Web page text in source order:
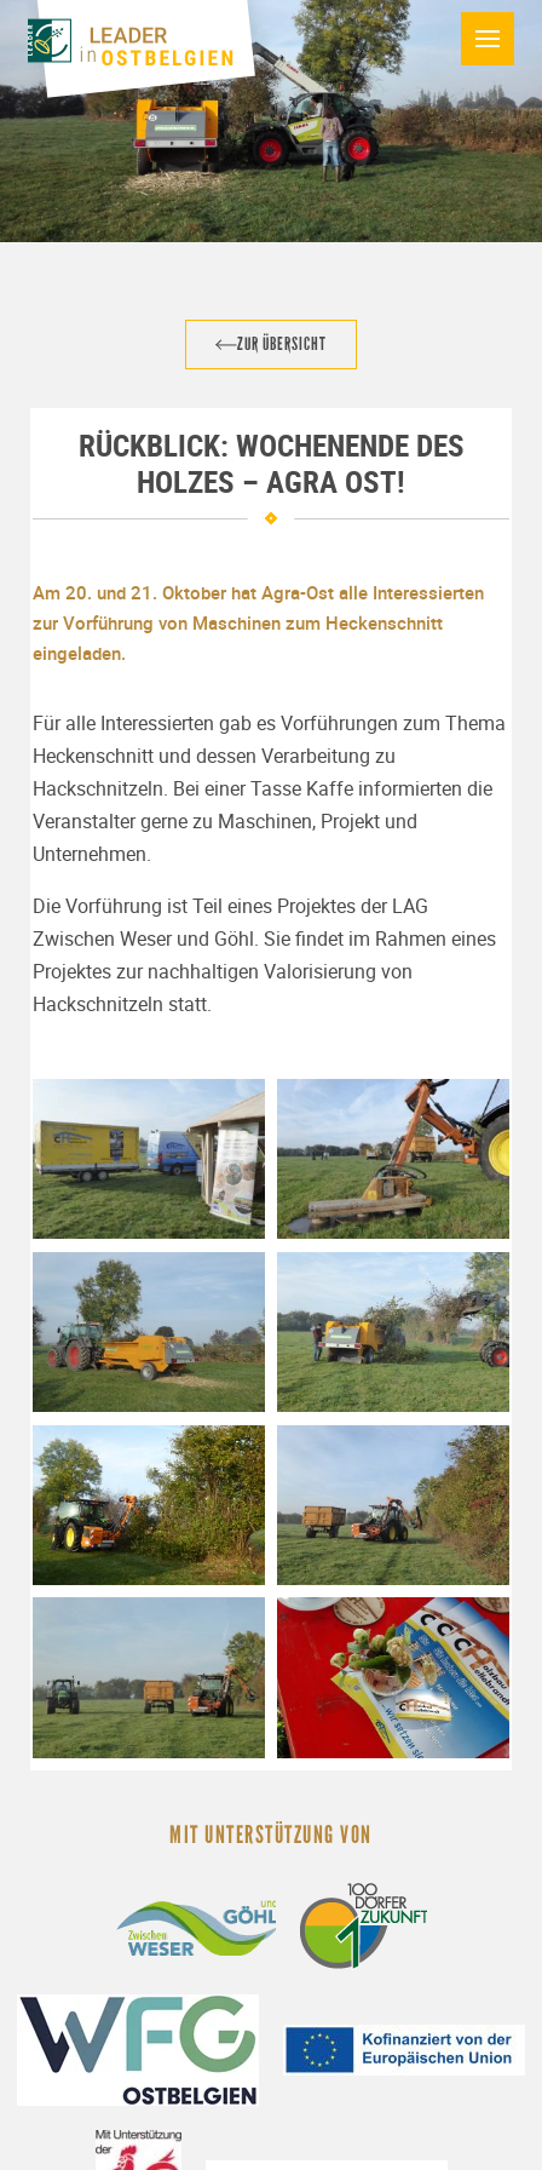
ZUR ÜBERSICHT
RÜCKBLICK: WOCHENENDE DES
HOLZES – AGRA OST!
Am 20. und 21. Oktober hat Agra-Ost alle Interessierten
zur Vorführung von Maschinen zum Heckenschnitt
eingeladen.
Für alle Interessierten gab es Vorführungen zum Thema
Heckenschnitt und dessen Verarbeitung zu
Hackschnitzeln. Bei einer Tasse Kaffe informierten die
Veranstalter gerne zu Maschinen, Projekt und
Unternehmen.
Die Vorführung ist Teil eines Projektes der LAG
Zwischen Weser und Göhl. Sie findet im Rahmen eines
Projektes zur nachhaltigen Valorisierung von
Hackschnitzeln statt.
MIT UNTERSTÜTZUNG VON